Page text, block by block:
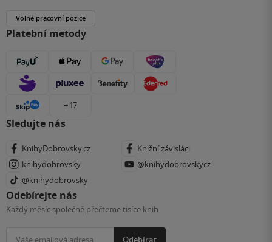
Volné pracovní pozice
Platební metody
+ 17
Sledujte nás
KnihyDobrovsky.cz
Knižní závisláci
knihydobrovsky
@knihydobrovskycz
@knihydobrovsky
Odebírejte nás
Každý měsíc společně přečteme tisíce knih
Odebírat